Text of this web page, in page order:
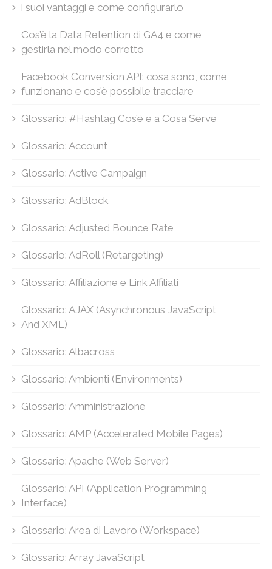
i suoi vantaggi e come configurarlo
Cos’è la Data Retention di GA4 e come
gestirla nel modo corretto
Facebook Conversion API: cosa sono, come
funzionano e cos’è possibile tracciare
Glossario: #Hashtag Cos’è e a Cosa Serve
Glossario: Account
Glossario: Active Campaign
Glossario: AdBlock
Glossario: Adjusted Bounce Rate
Glossario: AdRoll (Retargeting)
Glossario: Affiliazione e Link Affiliati
Glossario: AJAX (Asynchronous JavaScript
And XML)
Glossario: Albacross
Glossario: Ambienti (Environments)
Glossario: Amministrazione
Glossario: AMP (Accelerated Mobile Pages)
Glossario: Apache (Web Server)
Glossario: API (Application Programming
Interface)
Glossario: Area di Lavoro (Workspace)
Glossario: Array JavaScript